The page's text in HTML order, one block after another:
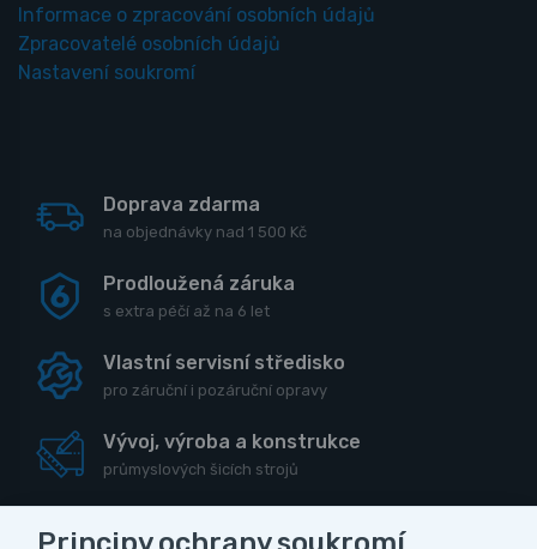
Informace o zpracování osobních údajů
Zpracovatelé osobních údajů
Nastavení soukromí
Doprava zdarma
na objednávky nad 1 500 Kč
Prodloužená záruka
s extra péčí až na 6 let
Vlastní servisní středisko
pro záruční i pozáruční opravy
Vývoj, výroba a konstrukce
průmyslových šicích strojů